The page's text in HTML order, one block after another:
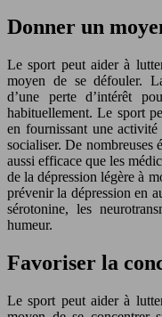
Donner un
Le sport peut aider à
moyen de se défouler.
d’une perte d’intérêt
habituellement. Le sport
en fournissant une
socialiser. De nombreuses
aussi efficace que les
de la dépression légère à
prévenir la dépression en
sérotonine, les
humeur.
Favoriser la
Le sport peut aider à